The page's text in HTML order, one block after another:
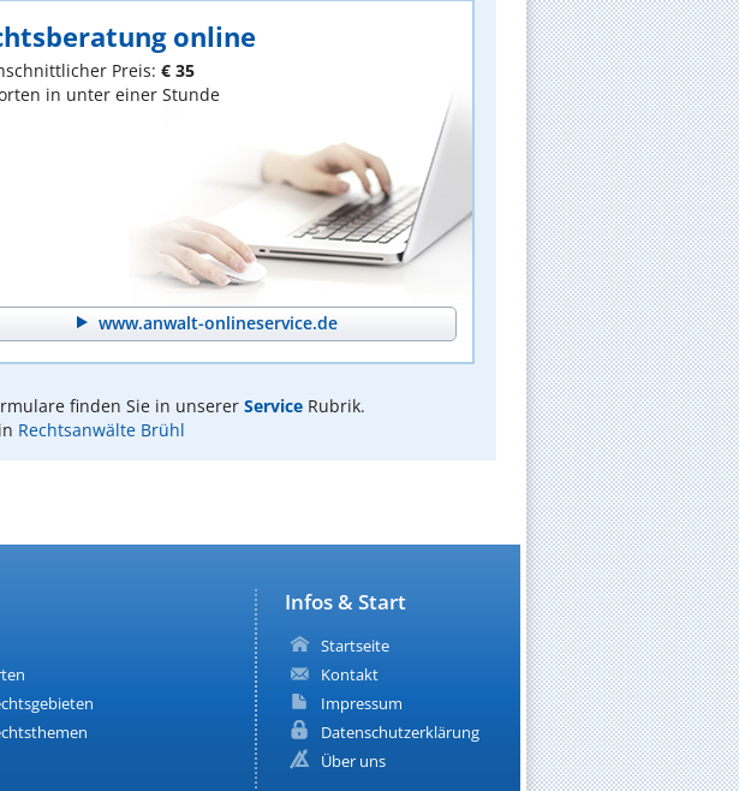
online
Preis: € 35
in unter einer Stunde
www.anwalt-onlineservice.de
finden Sie in unserer ServiceRubrik.
Rechtsanwälte Brühl
Infos & Start
Startseite
Kontakt
Impressum
Datenschutzerklärung
Über uns